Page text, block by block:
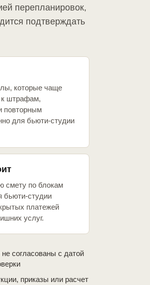
перепланировок,
подтверждать
которые чаще
к штрафам,
повторным
для бьюти-студии
смету по блокам
бьюти-студии
платежей
услуг.
не согласованы с датой
приказы или расчет